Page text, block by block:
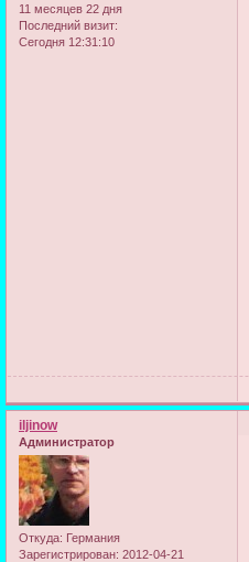
11 месяцев 22 дня
Последний визит:
Сегодня 12:31:10
iljinow
Администратор
Откуда: Германия
Зарегистрирован: 2012-04-21